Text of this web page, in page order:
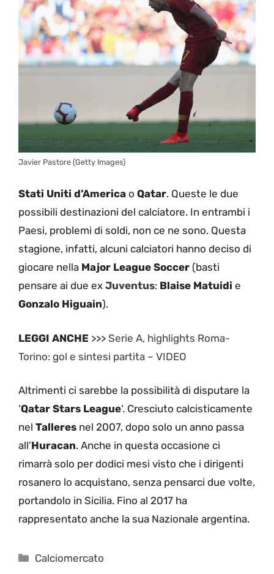
Javier Pastore (Getty Images)
Stati Uniti d’America o Qatar. Queste le due
possibili destinazioni del calciatore. In entrambi i
Paesi, problemi di soldi, non ce ne sono. Questa
stagione, infatti, alcuni calciatori hanno deciso di
giocare nella Major League Soccer (basti
pensare ai due ex Juventus: Blaise Matuidi e
Gonzalo Higuain).
LEGGI ANCHE >>> Serie A, highlights Roma-
Torino: gol e sintesi partita – VIDEO
Altrimenti ci sarebbe la possibilità di disputare la
‘Qatar Stars League‘. Cresciuto calcisticamente
nel Talleres nel 2007, dopo solo un anno passa
all’Huracan. Anche in questa occasione ci
rimarrà solo per dodici mesi visto che i dirigenti
rosanero lo acquistano, senza pensarci due volte,
portandolo in Sicilia. Fino al 2017 ha
rappresentato anche la sua Nazionale argentina.
Categorie
Calciomercato